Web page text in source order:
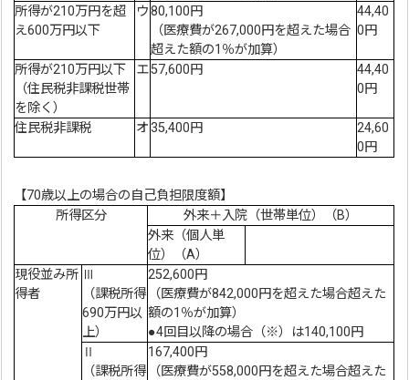
所得が210万円を超
え600万円以下
ウ 80,100円
（医療費が267,000円を超えた場合
超えた額の1％が加算）
44,40
0円
所得が210万円以下
（住民税非課税世帯
を除く）
エ57,600円
44,40
0円
住民税非課税 オ 35,400円
24,60
0円
【70歳以上の場合の自己負担限度額】
所得区分
外来＋入院（世帯単位）（B）
外来（個人単
位）（A）
現役並み所
得者
Ⅲ
（課税所得
690万円以
上）
252,600円
（医療費が842,000円を超えた場合超えた
額の1％が加算）
●4回目以降の場合（※）は140,100円
Ⅱ
（課税所得
167,400円
（医療費が558,000円を超えた場合超えた